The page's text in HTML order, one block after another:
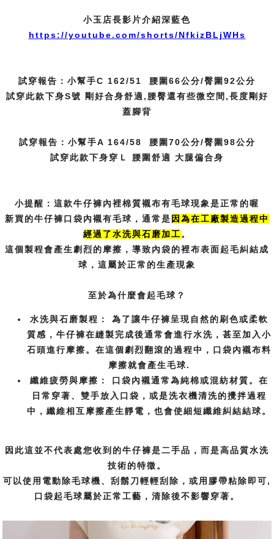
小玉店長影片介紹深藍色
https://youtube.com/shorts/NfkizBLjWHs
試穿報告：小幫手C 162/51 腰圍66公分/臀圍92公分
試穿此款下身S號 剛好合身舒適,腰臀還有些微空間,長度剛好
蓋腳背
試穿報告：小幫手A 164/58 腰圍70公分/臀圍98公分
試穿此款下身穿Ｌ 腰圍舒適 大腿偏合身
小提醒：這款牛仔褲內裡棉質襯布有毛球現象是正常的喔
新買的牛仔褲口袋內襯有毛球，通常是 因為在工廠製造過程中
經過了水洗與石磨加工。
這個製程會產生劇烈的摩擦，導致內袋的裡布表面起毛糾結成
球，這屬於正常的生產現象
至於為什麼會起毛球？
水洗與石磨製程：
為了讓牛仔褲呈現自然的刷色或柔軟
質感，牛仔褲在縫製完成後通常會進行水洗，甚至加入小
石頭進行摩擦。在這個劇烈翻滾的過程中，口袋內襯布料
摩擦就會產生毛球.
纖維疲勞與摩擦：
口袋內襯通常為純棉或混紡材質。在
日常穿著、雙手放入口袋，或是洗衣機清洗的攪拌過程
中，纖維相互摩擦產生靜電，也會使細短纖維糾結結球。
因此這並不代表處您收到的牛仔褲是二手品，而是高品質水洗
技術的特徵。
可以使用電動除毛球機、刮鬍刀輕輕刮除，或用膠帶粘除即可,
口袋起毛球屬於正常工藝，清除後不影響穿著。